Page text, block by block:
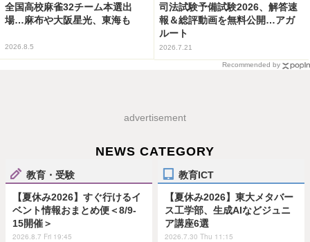
全国高校麻雀32チーム本選出
場…麻布や大阪星光、東海も
2026.8.5
司法試験予備試験2026、解答速
報＆総評動画を無料公開…アガ
ルート
2026.7.21
Recommended by
advertisement
NEWS CATEGORY
教育・受験
【夏休み2026】すぐ行けるイ
ベント情報おまとめ便＜8/9-
15開催＞
2026.8.7 Fri 19:45
教育ICT
【夏休み2026】東大メタバー
ス工学部、生成AIなどジュニ
ア講座6選
2026.7.30 Thu 11:15